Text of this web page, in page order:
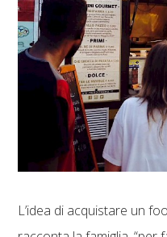
L’idea di acquistare un